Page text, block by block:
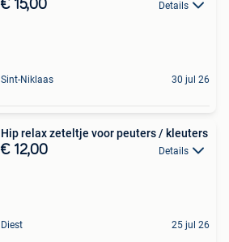
€ 15,00 Details
Sint-Niklaas 30 jul 26
Hip relax zeteltje voor peuters / kleuters
€ 12,00 Details
Diest 25 jul 26